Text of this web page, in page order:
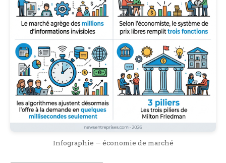
Infographie — économie de marché